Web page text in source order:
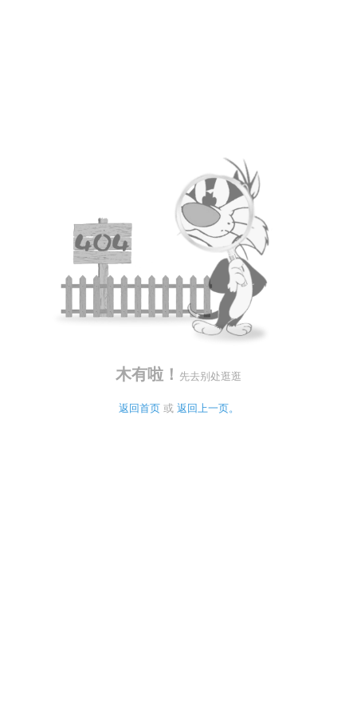
木有啦！ 先去别处逛逛
返回首页 或 返回上一页。